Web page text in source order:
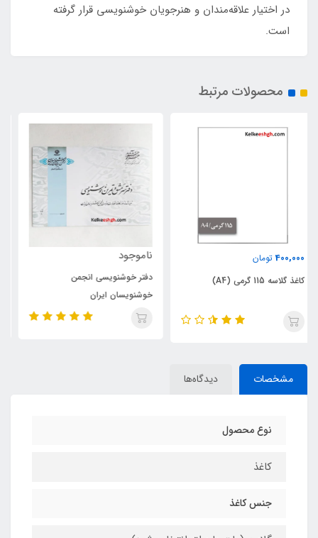
در اختیار علاقه‌مندان و هنرجویان خوشنویسی قرار گرفته
است.
محصولات مرتبط
ناموجود
دفتر خوشنویسی انجمن
کاغذ گلاسه 120 گرمی (A3)
مشخصات دیدگاه‌ها
نوع محصول
کاغذ
جنس کاغذ